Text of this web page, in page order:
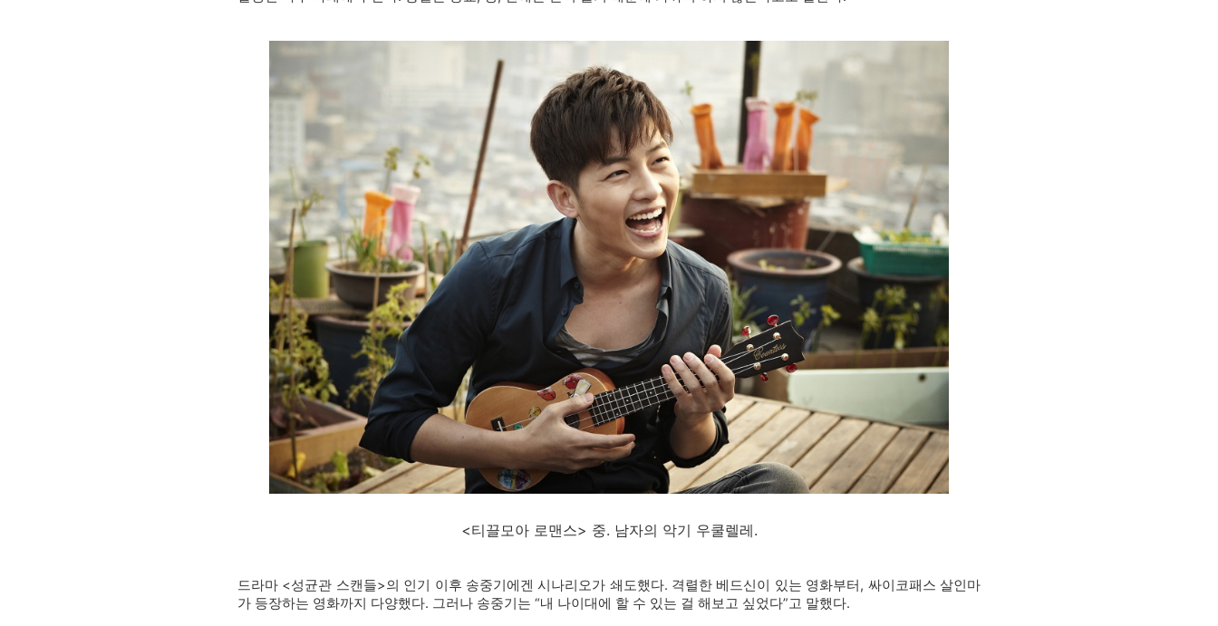
<티끌모아 로맨스> 중. 남자의 악기 우쿨렐레.
드라마 <성균관 스캔들>의 인기 이후 송중기에겐 시나리오가 쇄도했다. 격렬한 베드신이 있는 영화부터, 싸이코패스 살인마
가 등장하는 영화까지 다양했다. 그러나 송중기는 “내 나이대에 할 수 있는 걸 해보고 싶었다”고 말했다.